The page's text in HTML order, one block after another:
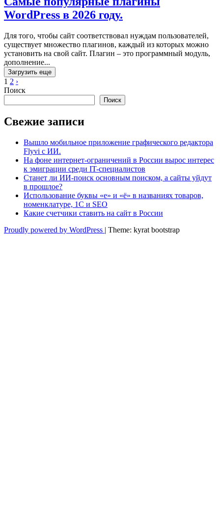
WordPress в 2026 году.
Для того, чтобы сайт соответствовал нуждам пользователей,
существует множество плагинов, каждый из которых можно
установить на свой сайт. Плагин – это программный модуль,
дополнение...
Загрузить еще
1 2 ›
Поиск
Поиск
Свежие записи
Вышло мобильное приложение графического редактора
Flyvi с ИИ.
На фоне интернет-ограничений в России вырос интерес
к эмиграции среди IT-специалистов
Станет ли ИИ-поиск основным поиском, а сайты уйдут
в прошлое?
Использование буквы «е» и «ё» в названиях товаров,
номенклатуре, 1С и SEO
Какие счетчики ставить на сайт в России
Proudly powered by WordPress | Theme: kyrat bootstrap